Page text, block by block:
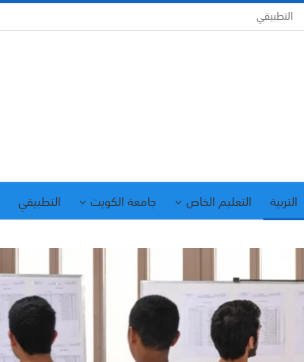
التطبيقي
التربية التعليم الخاص جامعة الكويت التطبيقي